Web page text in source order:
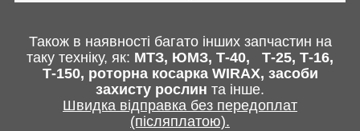
Також в наявності багато інших запчастин на
таку техніку, як: МТЗ, ЮМЗ, Т-40,
Т-25, Т-16,
Т-150, роторна косарка WIRAX, засоби
захисту рослин та інше.
Швидка відправка без передоплат
(післяплатою).